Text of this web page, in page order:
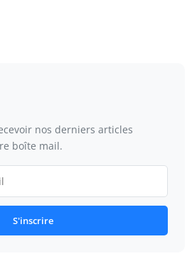
nos derniers articles
boîte mail.
S'inscrire